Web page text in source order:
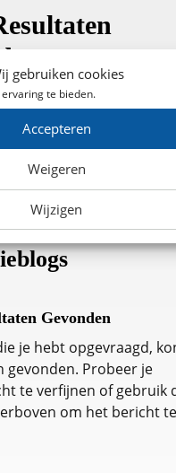
gebruiken cookies
te bieden.
Accepteren
Weigeren
Wijzigen
je hebt opgevraagd, kon
gevonden. Probeer je
te verfijnen of gebruik
Gevonden
je hebt opgevraagd,
gevonden. Probeer je
te verfijnen of gebruik
om het bericht te